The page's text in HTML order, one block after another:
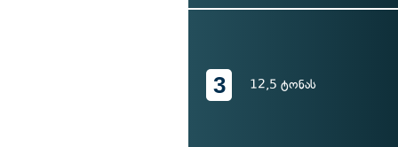
3 12,5 ტონას